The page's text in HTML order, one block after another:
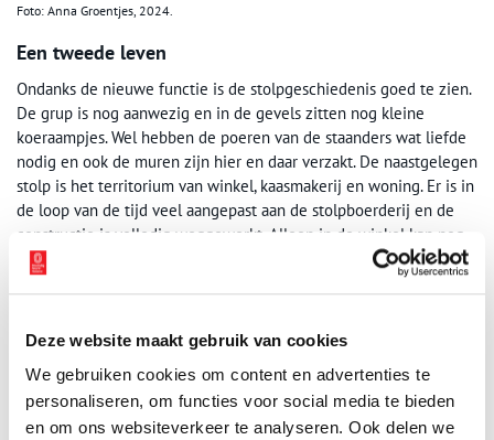
Deze website maakt gebruik van cookies
We gebruiken cookies om content en advertenties te
personaliseren, om functies voor social media te bieden
en om ons websiteverkeer te analyseren. Ook delen we
Foto: Anna Groentjes, 2024.
Een tweede leven
Ondanks de nieuwe functie is de stolpgeschiedenis goed te zien.
De grup is nog aanwezig en in de gevels zitten nog kleine
koeraampjes. Wel hebben de poeren van de staanders wat liefde
nodig en ook de muren zijn hier en daar verzakt. De naastgelegen
stolp is het territorium van winkel, kaasmakerij en woning. Er is in
de loop van de tijd veel aangepast aan de stolpboerderij en de
constructie is volledig weggewerkt. Alleen in de winkel kan nog
naar de nok gekeken worden. De staander torent trots boven de
reclamevlaggentjes en winkelwaar uit. De winkel is achter de
achter de aanbouw verraadt dat verhoogde dorsdeuren aan de
achterzijde van de stolpboerderij waren.